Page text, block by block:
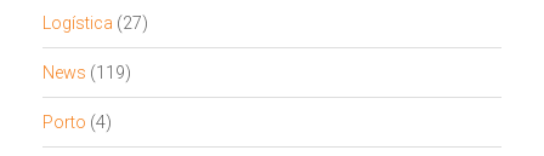
Logística (27)
News (119)
Porto (4)